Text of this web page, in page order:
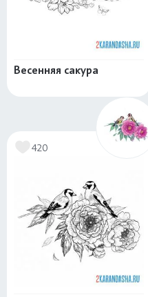
Весенняя сакура
420